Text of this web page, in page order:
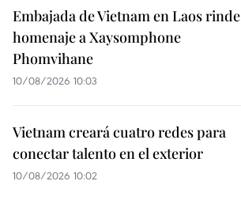
Embajada de Vietnam en Laos rinde
homenaje a Xaysomphone
Phomvihane
10/08/2026 10:03
Vietnam creará cuatro redes para
conectar talento en el exterior
10/08/2026 10:02